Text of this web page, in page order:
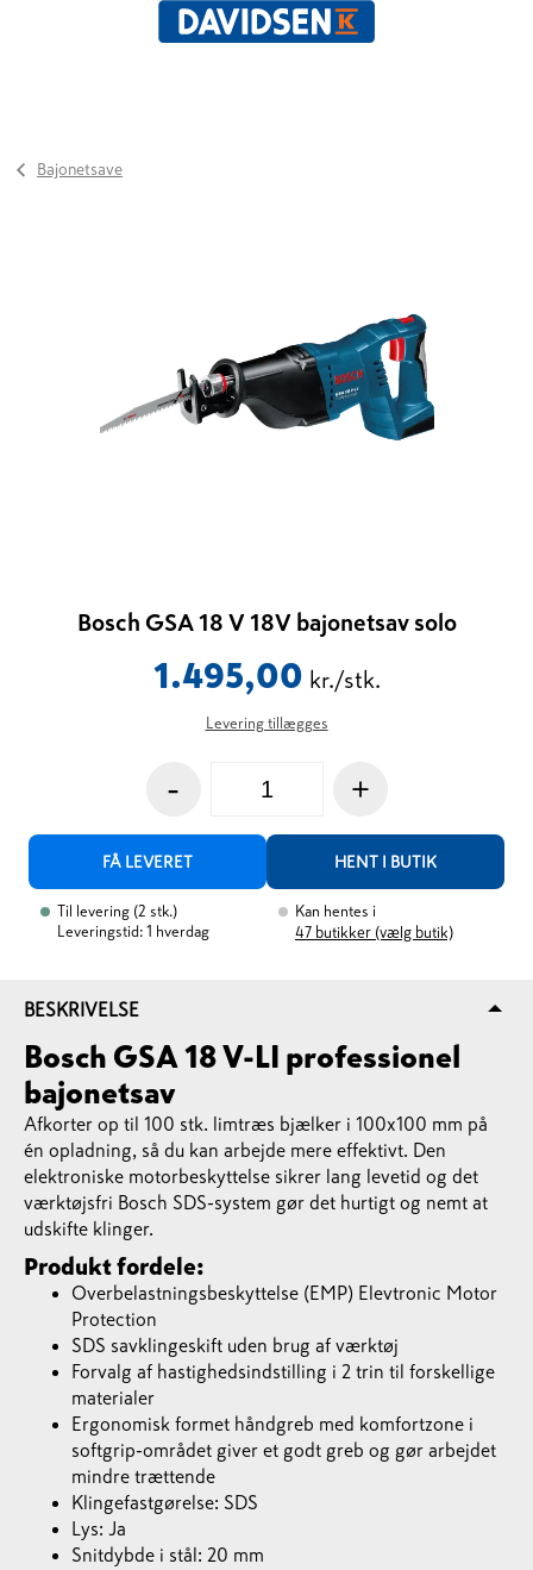
Bajonetsave
Bosch GSA 18 V 18V bajonetsav solo
1.495,00 kr./stk.
Levering tillægges
- +
FÅ LEVERET HENT I BUTIK
Til levering (2 stk.)
Leveringstid: 1 hverdag
Kan hentes i
47 butikker (vælg butik)
BESKRIVELSE
Bosch GSA 18 V-LI professionel
bajonetsav
Afkorter op til 100 stk. limtræs bjælker i 100x100 mm på
én opladning, så du kan arbejde mere effektivt. Den
elektroniske motorbeskyttelse sikrer lang levetid og det
værktøjsfri Bosch SDS-system gør det hurtigt og nemt at
udskifte klinger.
Produkt fordele:
Overbelastningsbeskyttelse (EMP) Elevtronic Motor
Protection
SDS savklingeskift uden brug af værktøj
Forvalg af hastighedsindstilling i 2 trin til forskellige
materialer
Ergonomisk formet håndgreb med komfortzone i
softgrip-området giver et godt greb og gør arbejdet
mindre trættende
Klingefastgørelse: SDS
Lys: Ja
Snitdybde i stål: 20 mm